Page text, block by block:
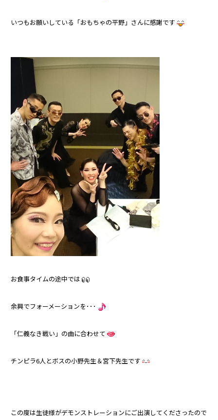
いつもお願いしている「おもちゃの平野」さんに感謝です
お食事タイムの途中では
余興でフォーメーションを･･･
「仁義なき戦い」の曲に合わせて
チンピラ6人とボスの小野先生＆宮下先生です
この度は生徒様がデモンストレーションにご出演してくださったので